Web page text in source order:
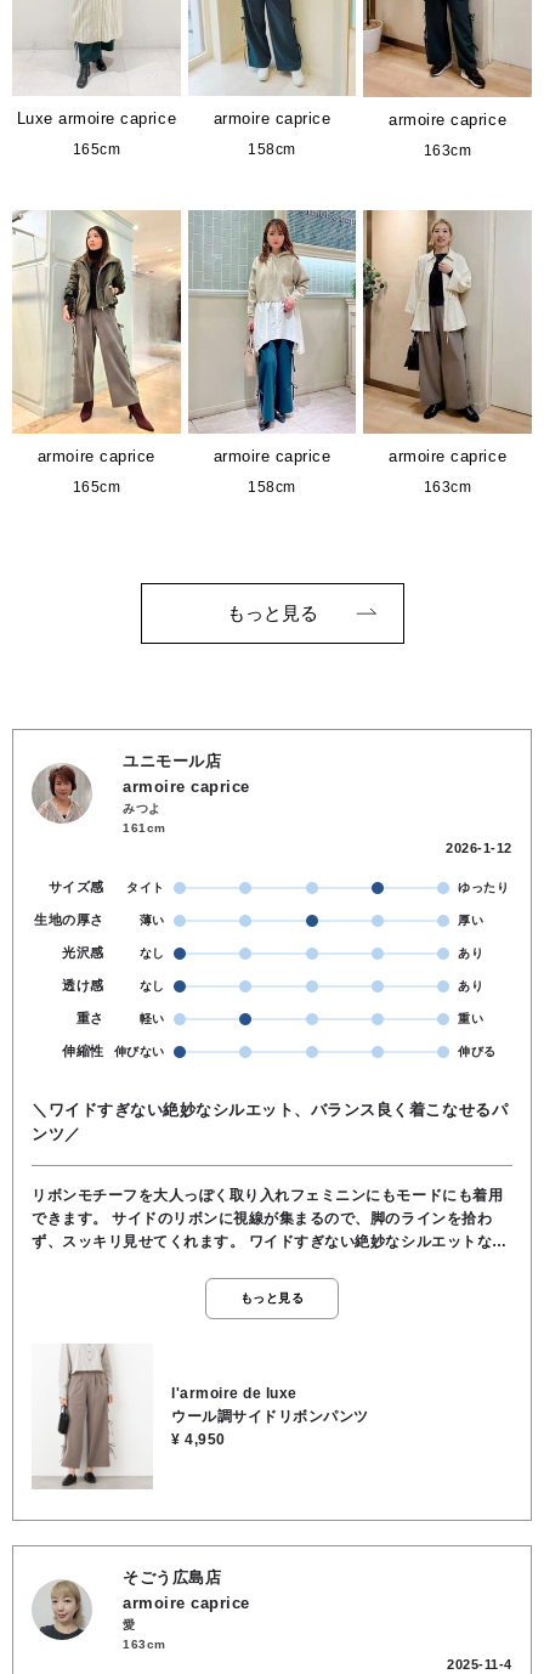
Luxe armoire caprice
165cm
armoire caprice
158cm
armoire caprice
163cm
armoire caprice
165cm
armoire caprice
158cm
armoire caprice
163cm
もっと見る
ユニモール店
armoire caprice
みつよ
161cm
2026-1-12
サイズ感 タイト ゆったり
生地の厚さ 薄い 厚い
光沢感 なし あり
透け感 なし あり
重さ 軽い 重い
伸縮性 伸びない 伸びる
＼ワイドすぎない絶妙なシルエット、バランス良く着こなせるパ
ンツ／
リボンモチーフを大人っぽく取り入れフェミニンにもモードにも着用
できます。 サイドのリボンに視線が集まるので、脚のラインを拾わ
ず、スッキリ見せてくれます。 ワイドすぎない絶妙なシルエットなの
トはゴムなので快適なフィット感があります。 サイドに3つずつ並ぶ
リボンのデザインなのでスラッシュポケットは真横ではなく少し前側
66cm/股上34cm/股下66cm/裾幅29cm/渡り幅34cm/ヒップ102cm ●
裏地/インナー なし ●ウエスト 後ろゴム ●ポケット あり ●手洗い可能
●ポリエステル80％, レーヨン15％, ポリウレタン5％
もっと見る
l'armoire de luxe
ウール調サイドリボンパンツ
¥ 4,950
そごう広島店
armoire caprice
愛
163cm
2025-11-4